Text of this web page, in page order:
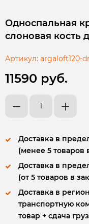
Односпальная
слоновая кость
Артикул: argaloft120-
11590 руб.
Доставка в
(менее 5 товаров
Доставка в
(от 5 товаров в
Доставка в
транспортную
товар + сдача